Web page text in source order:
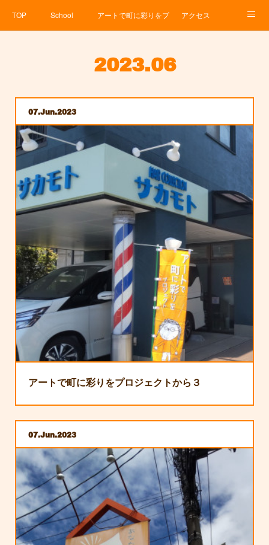
TOP School アートで町に彩りをプロジェクト
アクセス
2023.06
07 Jun 2023
アートで町に彩りをプロジェクトから３
07 Jun 2023